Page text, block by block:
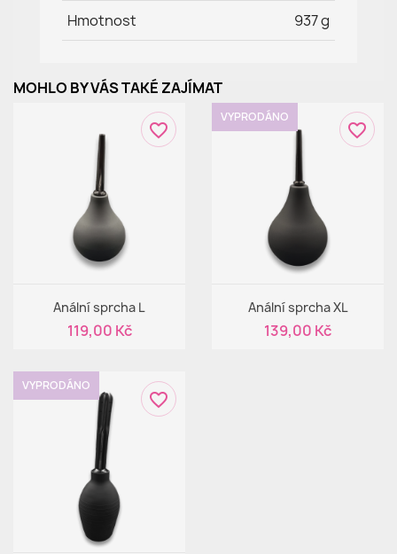
Hmotnost 937 g
MOHLO BY VÁS TAKÉ ZAJÍMAT
Rychlý náhled
Anální sprcha L
119,00 Kč
favorite_border
Rychlý náhled
Anální sprcha XL
139,00 Kč
VYPRODÁNO
favorite_border
VYPRODÁNO
favorite_border